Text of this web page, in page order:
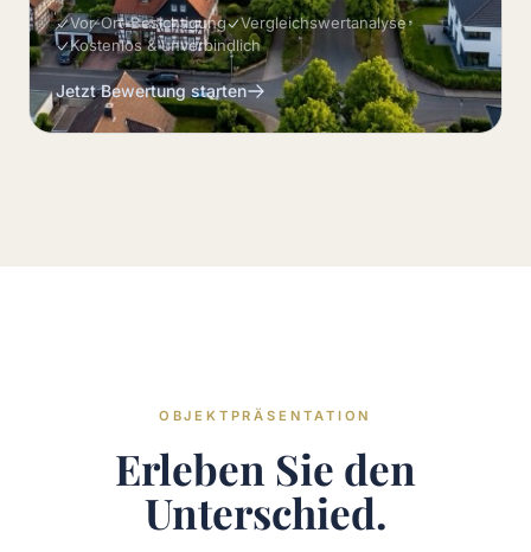
Vor-Ort-Besichtigung
Vergleichswertanalyse
Kostenlos & unverbindlich
Jetzt Bewertung starten
OBJEKTPRÄSENTATION
Erleben Sie den
Unterschied.